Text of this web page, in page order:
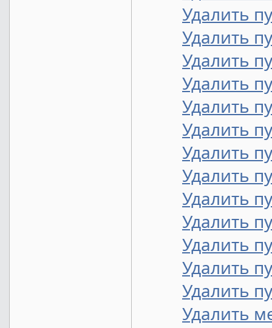
Удалить
Удалить
Удалить
Удалить
Удалить
Удалить
Удалить
Удалить
Удалить
Удалить
Удалить
Удалить
Удалить
Удалить